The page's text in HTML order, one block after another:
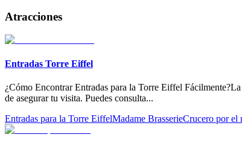
Atracciones
Entradas Torre Eiffel
¿Cómo Encontrar Entradas para la Torre Eiffel
de asegurar tu visita. Puedes consulta...
Entradas para la Torre EiffelMadame BrasserieCrucero por el